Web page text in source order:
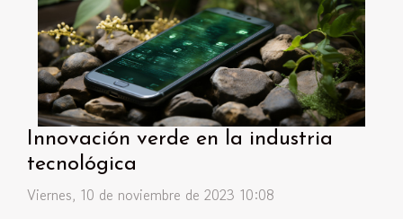
Innovación verde en la industria
tecnológica
Viernes, 10 de noviembre de 2023 10:08